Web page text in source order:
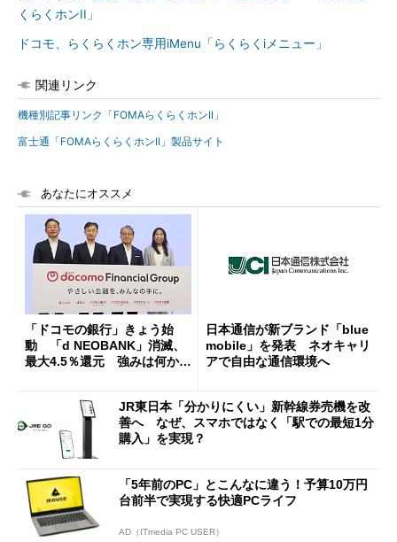
くらくホンII」
ドコモ、らくらくホン専用iMenu「らくらくiメニュー」
関連リンク
機種別記事リンク「FOMAらくらくホンII」
富士通「FOMAらくらくホンII」製品サイト
あなたにオススメ
「ドコモの銀行」きょう始
動 「d NEOBANK」消滅、
最大4.5％還元 強みは何か解
日本通信が新ブランド「blue
mobile」を発表 ネオキャリ
アで自由な通信環境へ
JR東日本「分かりにくい」新幹線券売機を改
善へ なぜ、スマホではなく「駅での最短1分
購入」を実現？
「5年前のPC」とこんなに違う！予算10万円
台前半で実現する快適PCライフ
AD（ITmedia PC USER）